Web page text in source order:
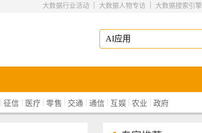
大数据搜索引擎
|
大数据人物专访
|
大数据行业活动
|征信 | 医疗 | 零售 | 交通 | 通信 | 互娱 | 农业 | 政府